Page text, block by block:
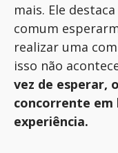
mais. Ele
comum
realizar uma
isso não
vez de esperar,
concorrente em
experiência.